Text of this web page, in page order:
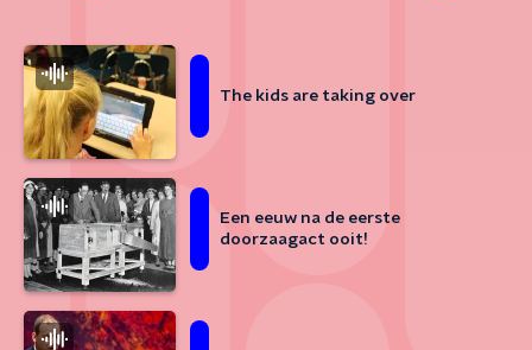
The kids are taking over
Een eeuw na de eerste
doorzaagact ooit!